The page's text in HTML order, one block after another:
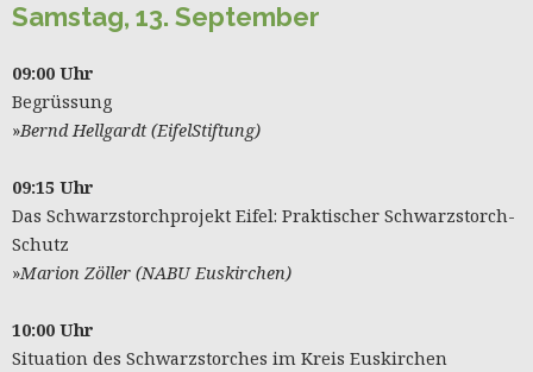
Samstag, 13. September
09:00 Uhr
Begrüssung
»Bernd Hellgardt (EifelStiftung)
09:15 Uhr
Das Schwarzstorchprojekt Eifel: Praktischer Schwarzstorch-
Schutz
»Marion Zöller (NABU Euskirchen)
10:00 Uhr
Situation des Schwarzstorches im Kreis Euskirchen